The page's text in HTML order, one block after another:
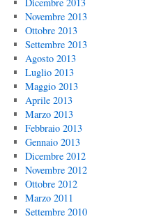
Novembre 2013
Ottobre 2013
Settembre 2013
Agosto 2013
Luglio 2013
Maggio 2013
Aprile 2013
Marzo 2013
Febbraio 2013
Gennaio 2013
Dicembre 2012
Novembre 2012
Ottobre 2012
Marzo 2011
Settembre 2010